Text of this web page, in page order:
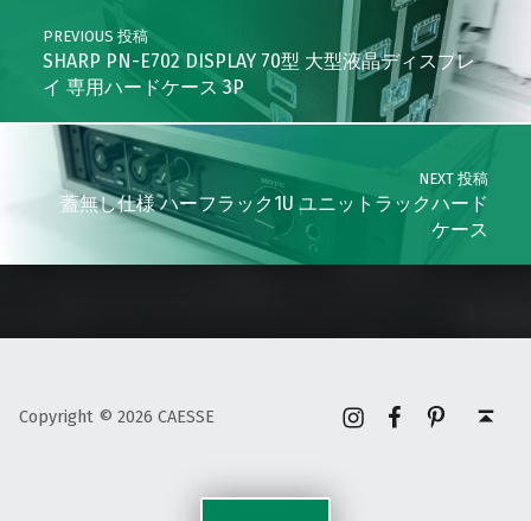
PREVIOUS 投稿
SHARP PN-E702 DISPLAY 70型 大型液晶ディスプレ
イ 専用ハードケース 3P
NEXT 投稿
蓋無し仕様 ハーフラック1U ユニットラックハード
ケース
Copyright © 2026 CAESSE